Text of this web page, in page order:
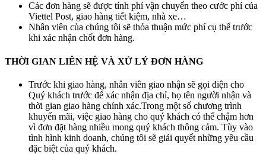
Các đơn hàng sẽ được tính phí vận chuyển theo cước phí của
Viettel Post, giao hàng tiết kiệm, nhà xe…
Nhân viên của chúng tôi sẽ thỏa thuận mức phí cụ thể trước
khi xác nhận chốt đơn hàng.
THỜI GIAN LIÊN HỆ VÀ XỬ LÝ ĐƠN HÀNG
Trước khi giao hàng, nhân viên giao nhận sẽ gọi điện cho
Quý khách trước để xác nhận địa chỉ, họ tên người nhận và
thời gian giao hàng chính xác.Trong một số chương trình
khuyến mãi, việc giao hàng cho quý khách có thể chậm hơn
vì đơn đặt hàng nhiều mong quý khách thông cảm. Tùy vào
tình hình kinh doanh, chúng tôi sẽ giải quyết những yêu cầu
đặc biệt của quý khách.